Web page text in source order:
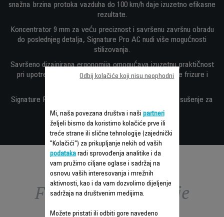
snažna brzina protoka vazduha do 100 km/h daje izuzetno efikasne
rezultate.
Koncentrator 9 mm za veću preciznost i savršenu završnu obradu
do poslednjeg detalja, Signature Pro AC nudi više mogućnosti
stilizovanja.
Savršeno dizajnirana ergonomija omogućava izuzetnu praktičnost
pri upotrebi, uz udar hladnog vazduha za učvršćivanje frizure i
Signature Pro AC: izuzetne perfromanse za kvalitetno sušenje za
blistavo sjajnu kosu.
Funkcije – poređenje
Mi, naša povezana društva i naši partneri
željeli bismo da koristimo kolačiće prve ili
treće strane ili slične tehnologije (zajednički
"Kolačići") za prikupljanje nekih od vaših
podatakaradi sprovođenja analitike i da
vam pružimo ciljane oglase i sadržaj na
osnovu vaših interesovanja i mrežnih
aktivnosti, kao i da vam dozvolimo dijeljenje
sadržaja na društvenim medijima.
Možete pristati ili odbiti gore navedeno
Odbij kolačiće koji nisu neophodni